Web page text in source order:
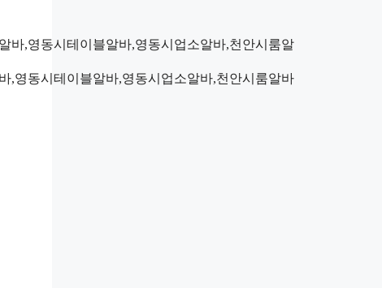
,영동시테이블알바,영동시업소알바,천안시룸알바